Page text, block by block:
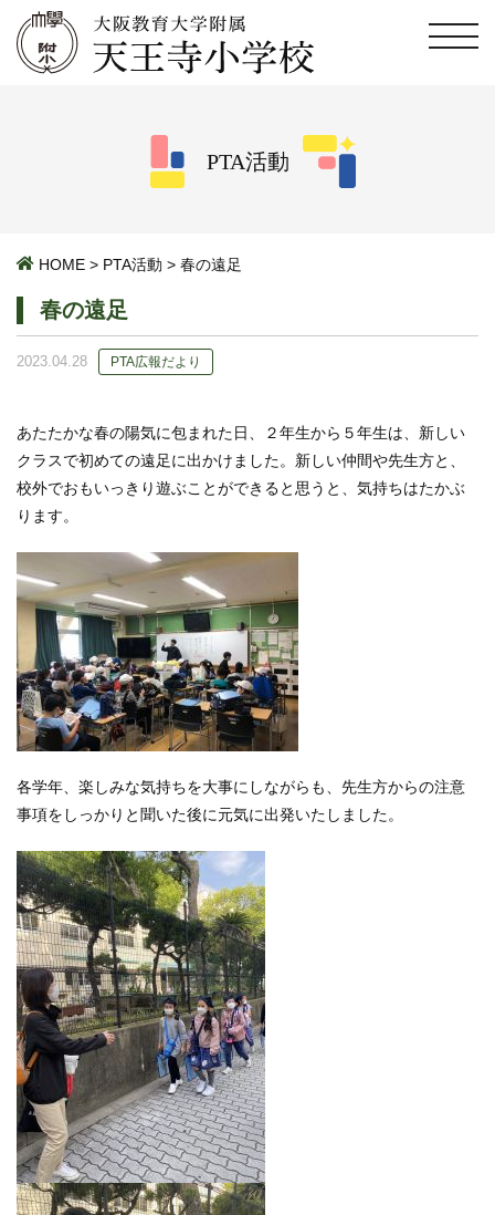
PTA活動
HOME > PTA活動 > 春の遠足
春の遠足
2023.04.28 PTA広報だより
あたたかな春の陽気に包まれた日、２年生から５年生は、新しい
クラスで初めての遠足に出かけました。新しい仲間や先生方と、
校外でおもいっきり遊ぶことができると思うと、気持ちはたかぶ
ります。
各学年、楽しみな気持ちを大事にしながらも、先生方からの注意
事項をしっかりと聞いた後に元気に出発いたしました。